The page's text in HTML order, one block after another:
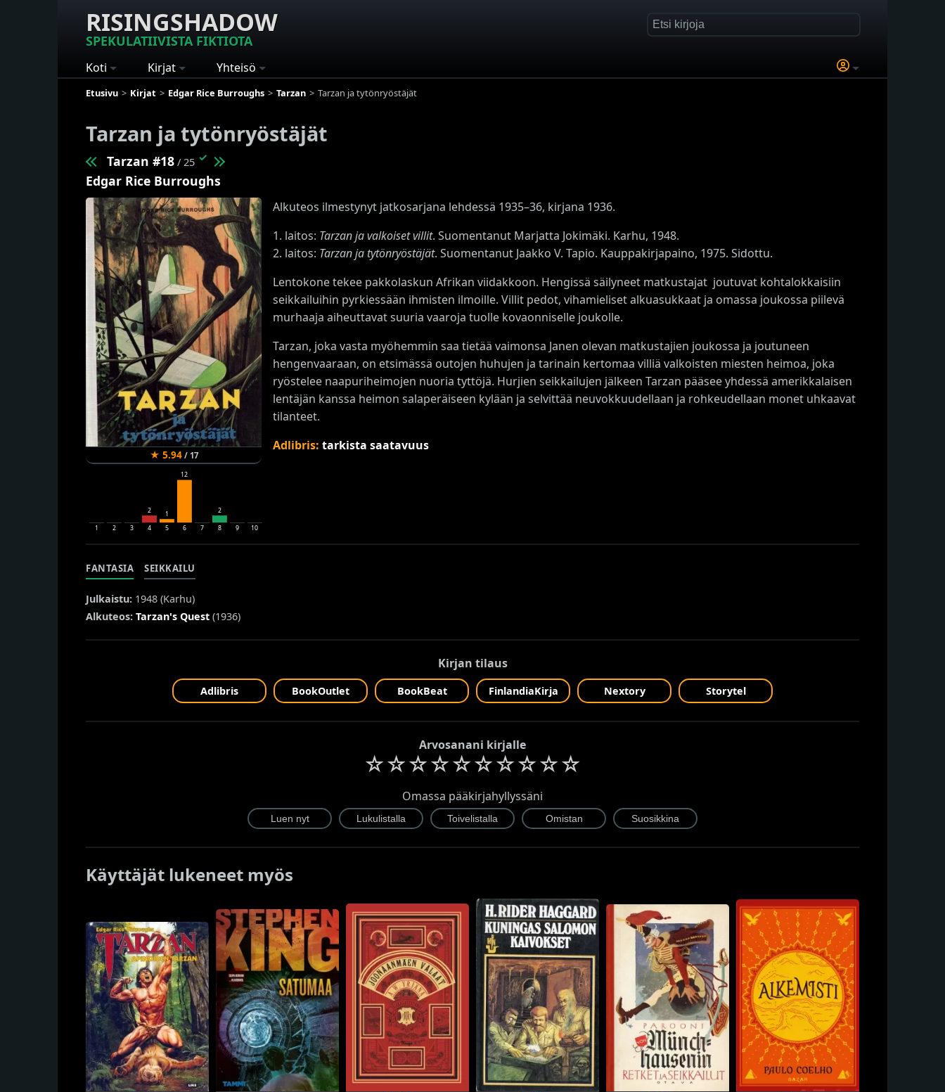
RISINGSHADOW
SPEKULATIIVISTA FIKTIOTA
Koti Kirjat Yhteisö
Etusivu Kirjat Edgar Rice Burroughs Tarzan Tarzan ja tytönryöstäjät
Tarzan ja tytönryöstäjät
Tarzan #18 / 25 ✓
Edgar Rice Burroughs
★ 5.94/ 17
1 2 3
2
4
1
5
12
6 7
2
8 9 10
Alkuteos ilmestynyt jatkosarjana lehdessä 1935–36, kirjana 1936.
1. laitos: Tarzan ja valkoiset villit. Suomentanut Marjatta Jokimäki. Karhu, 1948.
2. laitos: Tarzan ja tytönryöstäjät. Suomentanut Jaakko V. Tapio. Kauppakirjapaino, 1975. Sidottu.
Lentokone tekee pakkolaskun Afrikan viidakkoon. Hengissä säilyneet matkustajat joutuvat kohtalokkaisiin
seikkailuihin pyrkiessään ihmisten ilmoille. Villit pedot, vihamieliset alkuasukkaat ja omassa joukossa piilevä
murhaaja aiheuttavat suuria vaaroja tuolle kovaonniselle joukolle.
Tarzan, joka vasta myöhemmin saa tietää vaimonsa Janen olevan matkustajien joukossa ja joutuneen
hengenvaaraan, on etsimässä outojen huhujen ja tarinain kertomaa villiä valkoisten miesten heimoa, joka
ryöstelee naapuriheimojen nuoria tyttöjä. Hurjien seikkailujen jälkeen Tarzan pääsee yhdessä amerikkalaisen
lentäjän kanssa heimon salaperäiseen kylään ja selvittää neuvokkuudellaan ja rohkeudellaan monet uhkaavat
tilanteet.
Adlibris: tarkista saatavuus
FANTASIA SEIKKAILU
Julkaistu: 1948 (Karhu)
Alkuteos: Tarzan's Quest (1936)
Kirjan tilaus
Adlibris BookOutlet BookBeat FinlandiaKirja Nextory Storytel
Arvosanani kirjalle
☆☆☆☆☆☆☆☆☆☆
Omassa pääkirjahyllyssäni
Käyttäjät lukeneet myös